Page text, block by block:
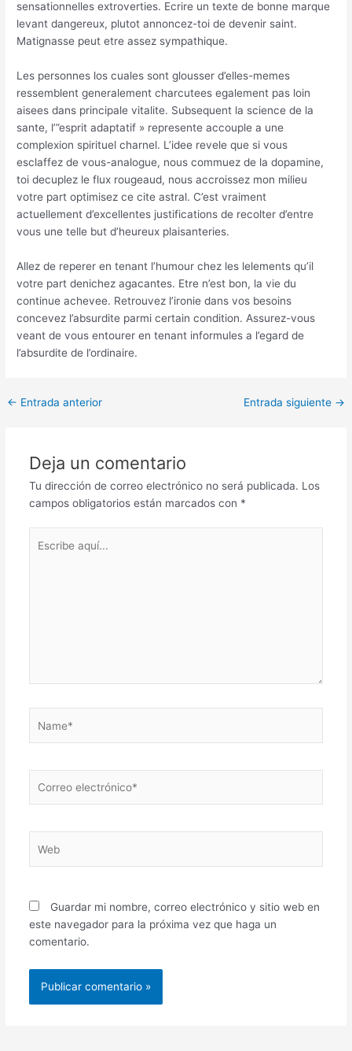
sensationnelles extroverties. Ecrire un texte de bonne marque
levant dangereux, plutot annoncez-toi de devenir saint.
Matignasse peut etre assez sympathique.
Les personnes los cuales sont glousser d’elles-memes
ressemblent generalement charcutees egalement pas loin
aisees dans principale vitalite. Subsequent la science de la
sante, l’”esprit adaptatif » represente accouple a une
complexion spirituel charnel. L’idee revele que si vous
esclaffez de vous-analogue, nous commuez de la dopamine,
toi decuplez le flux rougeaud, nous accroissez mon milieu
votre part optimisez ce cite astral. C’est vraiment
actuellement d’excellentes justifications de recolter d’entre
vous une telle but d’heureux plaisanteries.
Allez de reperer en tenant l’humour chez les lelements qu’il
votre part denichez agacantes. Etre n’est bon, la vie du
continue achevee. Retrouvez l’ironie dans vos besoins
concevez l’absurdite parmi certain condition. Assurez-vous
veant de vous entourer en tenant informules a l’egard de
l’absurdite de l’ordinaire.
Post
← Entrada anterior Entrada siguiente →
Deja un comentario
Tu dirección de correo electrónico no será publicada. Los
campos obligatorios están marcados con *
aquí...
electrónico*
Guardar mi nombre, correo electrónico y sitio web en
este navegador para la próxima vez que haga un
comentario.